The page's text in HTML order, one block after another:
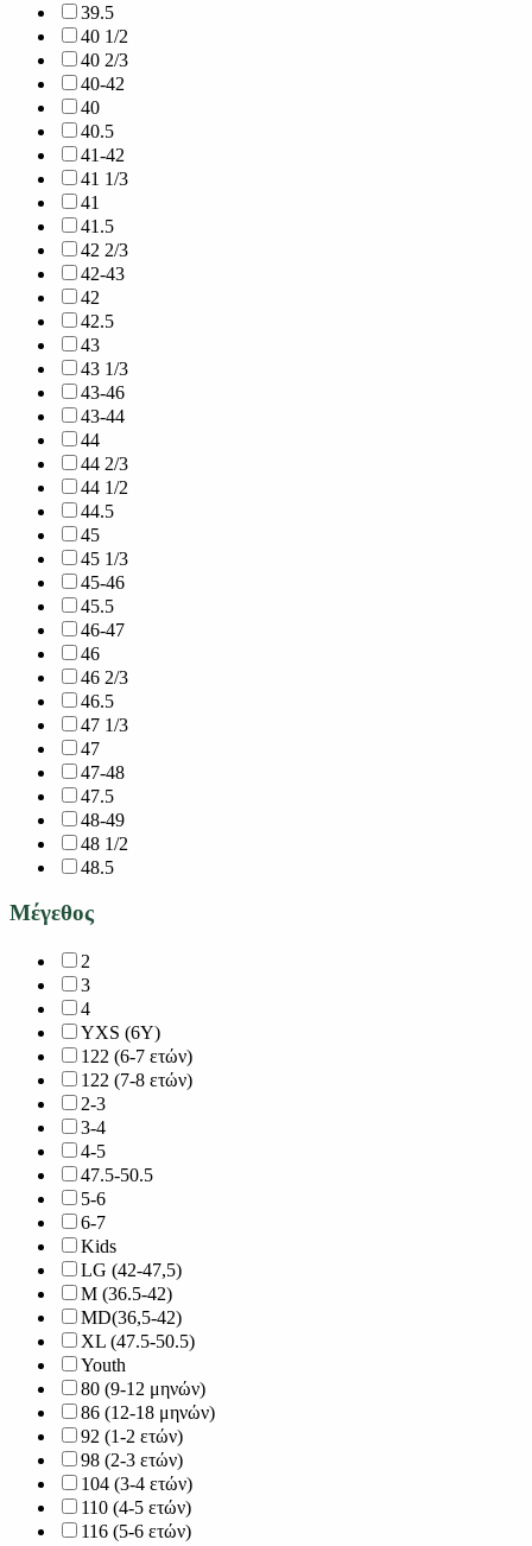
39.5
40 1/2
40 2/3
40-42
40
40.5
41-42
41 1/3
41
41.5
42 2/3
42-43
42
42.5
43
43 1/3
43-46
43-44
44
44 2/3
44 1/2
44.5
45
45 1/3
45-46
45.5
46-47
46
46 2/3
46.5
47 1/3
47
47-48
47.5
48-49
48 1/2
48.5
Μέγεθος
2
3
4
YXS (6Y)
122 (6-7 ετών)
122 (7-8 ετών)
2-3
3-4
4-5
47.5-50.5
5-6
6-7
Kids
LG (42-47,5)
M (36.5-42)
MD(36,5-42)
XL (47.5-50.5)
Youth
80 (9-12 μηνών)
86 (12-18 μηνών)
92 (1-2 ετών)
98 (2-3 ετών)
104 (3-4 ετών)
110 (4-5 ετών)
116 (5-6 ετών)